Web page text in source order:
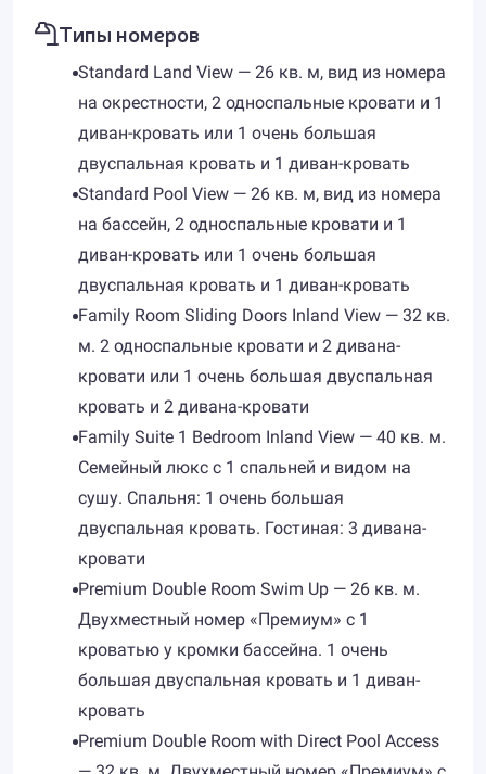
Типы номеров
Standard Land View — 26 кв. м, вид из номера
на окрестности, 2 односпальные кровати и 1
диван-кровать или 1 очень большая
двуспальная кровать и 1 диван-кровать
Standard Pool View — 26 кв. м, вид из номера
на бассейн, 2 односпальные кровати и 1
диван-кровать или 1 очень большая
двуспальная кровать и 1 диван-кровать
Family Room Sliding Doors Inland View — 32 кв.
м. 2 односпальные кровати и 2 дивана-
кровати или 1 очень большая двуспальная
кровать и 2 дивана-кровати
Family Suite 1 Bedroom Inland View — 40 кв. м.
Семейный люкс с 1 спальней и видом на
сушу. Спальня: 1 очень большая
двуспальная кровать. Гостиная: 3 дивана-
кровати
Premium Double Room Swim Up — 26 кв. м.
Двухместный номер «Премиум» с 1
кроватью у кромки бассейна. 1 очень
большая двуспальная кровать и 1 диван-
кровать
Premium Double Room with Direct Pool Access